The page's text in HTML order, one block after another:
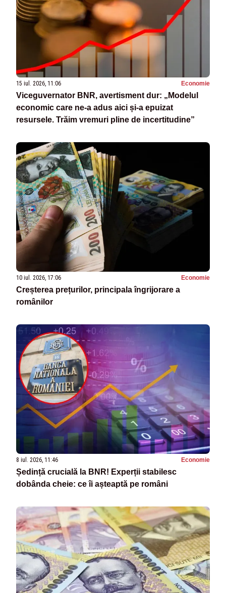
15 iul. 2026, 11:06 Economie
Viceguvernator BNR, avertisment dur: „Modelul
economic care ne-a adus aici și-a epuizat
resursele. Trăim vremuri pline de incertitudine”
10 iul. 2026, 17:06 Economie
Creșterea prețurilor, principala îngrijorare a
românilor
8 iul. 2026, 11:46 Economie
Ședință crucială la BNR! Experții stabilesc
dobânda cheie: ce îi așteaptă pe români